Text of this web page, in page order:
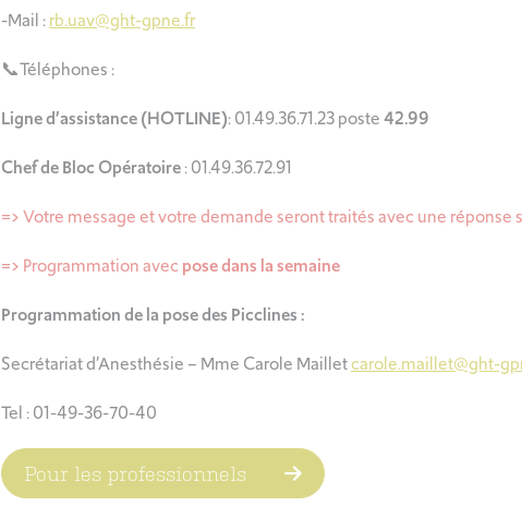
-Mail :rb.uav@ght-gpne.fr
📞Téléphones :
Ligne d’assistance (HOTLINE): 01.49.36.71.23 poste42.99
Chef de Bloc Opératoire: 01.49.36.72.91
=> Votre message et votre demande seront traités avec une réponse
=> Programmation avec pose dans la semaine
Programmation de la pose des Picclines :
Secrétariat d’Anesthésie – Mme Carole Mailletcarole.maillet@ght-
Tel : 01-49-36-70-40
Pour les professionnels